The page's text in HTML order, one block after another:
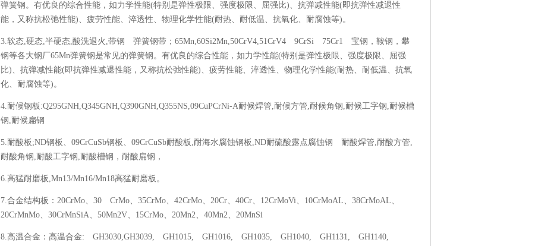
弹簧钢。有优良的综合性能，如力学性能(特别是弹性极限、强度极限、屈强比)、抗弹减性能(即抗弹性减退性
能，又称抗松弛性能)、疲劳性能、淬透性、物理化学性能(耐热、耐低温、抗氧化、耐腐蚀等)。
3.软态,硬态,半硬态,酸洗退火,带钢 弹簧钢带；65Mn,60Si2Mn,50CrV4,51CrV4 9CrSi 75Cr1 宝钢，鞍钢，攀
钢等各大钢厂65Mn弹簧钢是常见的弹簧钢。有优良的综合性能，如力学性能(特别是弹性极限、强度极限、屈强
比)、抗弹减性能(即抗弹性减退性能，又称抗松弛性能)、疲劳性能、淬透性、物理化学性能(耐热、耐低温、抗氧
化、耐腐蚀等)。
4.耐候钢板:Q295GNH,Q345GNH,Q390GNH,Q355NS,09CuPCrNi-A耐候焊管,耐候方管,耐候角钢,耐候工字钢,耐候槽
钢,耐候扁钢
5.耐酸板;ND钢板、09CrCuSb钢板、09CrCuSb耐酸板,耐海水腐蚀钢板,ND耐硫酸露点腐蚀钢 耐酸焊管,耐酸方管,
耐酸角钢,耐酸工字钢,耐酸槽钢，耐酸扁钢，
6.高猛耐磨板,Mn13/Mn16/Mn18高猛耐磨板。
7.合金结构板：20CrMo、30 CrMo、35CrMo、42CrMo、20Cr、40Cr、12CrMoVi、10CrMoAL、38CrMoAL、
20CrMnMo、30CrMnSiA、50Mn2V、15CrMo、20Mn2、40Mn2、20MnSi
8.高温合金：高温合金: GH3030,GH3039, GH1015, GH1016, GH1035, GH1040, GH1131, GH1140,